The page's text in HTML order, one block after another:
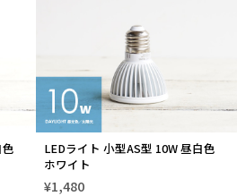
LEDライト 小型AS型 10W 昼白色
ホワイト
¥1,480